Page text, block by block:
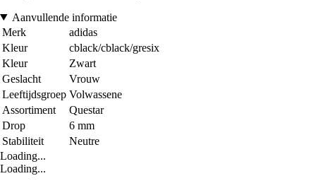
Aanvullende informatie
Merk
adidas
Kleur
cblack/cblack/gresix
Kleur
Zwart
Geslacht
Vrouw
Leeftijdsgroep Volwassene
Assortiment
Questar
Drop
6 mm
Stabiliteit
Neutre
Loading...
Loading...